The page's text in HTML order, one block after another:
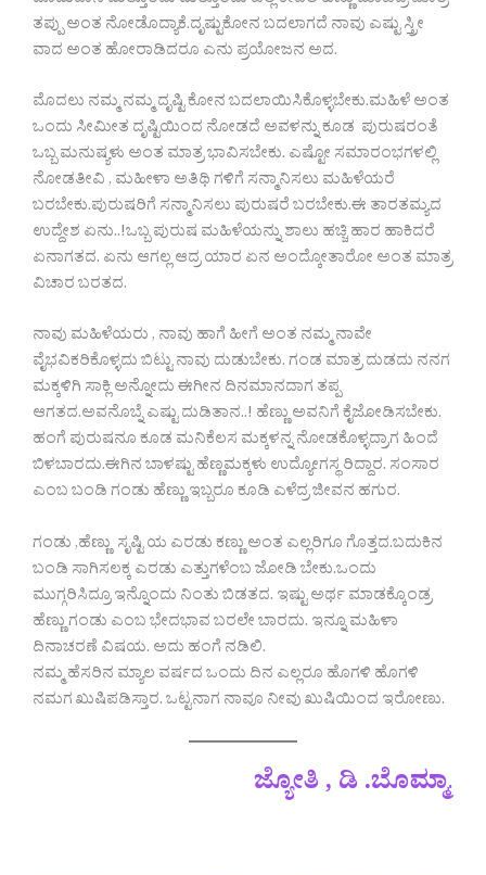
ತಪ್ಪು ಅಂತ ನೋಡೊದ್ಯಾಕೆ.ದೃಷ್ಟುಕೋನ ಬದಲಾಗದೆ ನಾವು ಎಷ್ಟು ಸ್ತ್ರೀ
ವಾದ ಅಂತ ಹೋರಾಡಿದರೂ ಎನು ಪ್ರಯೋಜನ ಅದ.
ಮೊದಲು ನಮ್ಮ ನಮ್ಮ ದೃಷ್ಟಿ ಕೋನ ಬದಲಾಯಿಸಿಕೊಳ್ಳಬೇಕು.ಮಹಿಳೆ ಅಂತ
ಒಂದು ಸೀಮೀತ ದೃಷ್ಟಿಯಿಂದ ನೋಡದೆ ಅವಳನ್ನು ಕೂಡ ಪುರುಷರಂತೆ
ಒಬ್ಬ ಮನುಷ್ಯಳು ಅಂತ ಮಾತ್ರ ಭಾವಿಸಬೇಕು. ಎಷ್ಟೋ ಸಮಾರಂಭಗಳಲ್ಲಿ
ನೋಡತೀವಿ , ಮಹೀಳಾ ಅತಿಥಿ ಗಳಿಗೆ ಸನ್ಮಾನಿಸಲು ಮಹಿಳೆಯರೆ
ಬರಬೇಕು.ಪುರುಷರಿಗೆ ಸನ್ಮಾನಿಸಲು ಪುರುಷರೆ ಬರಬೇಕು.ಈ ತಾರತಮ್ಯದ
ಉದ್ದೇಶ ಏನು..!ಒಬ್ಬ ಪುರುಷ ಮಹಿಳೆಯನ್ನು ಶಾಲು ಹಚ್ಚಿ ಹಾರ ಹಾಕಿದರೆ
ಏನಾಗತದ. ಏನು ಆಗಲ್ಲ ಆದ್ರ ಯಾರ ಏನ ಅಂದ್ಕೋತಾರೋ ಅಂತ ಮಾತ್ರ
ವಿಚಾರ ಬರತದ.
ನಾವು ಮಹಿಳೆಯರು , ನಾವು ಹಾಗೆ ಹೀಗೆ ಅಂತ ನಮ್ಮ ನಾವೇ
ವೈಭವಿಕರಿಕೊಳ್ಳದು ಬಿಟ್ಟು ನಾವು ದುಡುಬೇಕು. ಗಂಡ ಮಾತ್ರ ದುಡದು ನನಗ
ಮಕ್ಕಳಿಗಿ ಸಾಕ್ಲಿ ಅನ್ನೋದು ಈಗೀನ ದಿನಮಾನದಾಗ ತಪ್ಪ
ಆಗತದ.ಅವನೊಬ್ನೆ ಎಷ್ಟು ದುಡಿತಾನ..! ಹೆಣ್ಣು ಅವನಿಗೆ ಕೈಜೋಡಿಸಬೇಕು.
ಹಂಗೆ ಪುರುಷನೂ ಕೂಡ ಮನಿಕೆಲಸ ಮಕ್ಕಳನ್ನ ನೋಡಕೊಳ್ಳದ್ರಾಗ ಹಿಂದೆ
ಬಿಳಬಾರದು.ಈಗಿನ ಬಾಳಷ್ಟು ಹೆಣ್ಣಮಕ್ಕಳು ಉದ್ಯೋಗಸ್ಥ ರಿದ್ದಾರ. ಸಂಸಾರ
ಎಂಬ ಬಂಡಿ ಗಂಡು ಹೆಣ್ಣು ಇಬ್ಬರೂ ಕೂಡಿ ಎಳೆದ್ರ ಜೀವನ ಹಗುರ.
ಗಂಡು ,ಹೆಣ್ಣು ಸೃಷ್ಟಿ ಯ ಎರಡು ಕಣ್ಣು ಅಂತ ಎಲ್ಲರಿಗೂ ಗೊತ್ತದ.ಬದುಕಿನ
ಬಂಡಿ ಸಾಗಿಸಲಕ್ಕ ಎರಡು ಎತ್ತುಗಳೆಂಬ ಜೋಡಿ ಬೇಕು.ಒಂದು
ಮುಗ್ಗರಿಸಿದ್ರೂ ಇನ್ನೊಂದು ನಿಂತು ಬಿಡತದ. ಇಷ್ಟು ಅರ್ಥ ಮಾಡಕ್ಕೊಂಡ್ರ
ಹೆಣ್ಣು ಗಂಡು ಎಂಬ ಭೇದಭಾವ ಬರಲೇ ಬಾರದು. ಇನ್ನೂ ಮಹಿಳಾ
ದಿನಾಚರಣೆ ವಿಷಯ. ಅದು ಹಂಗೆ ನಡಿಲಿ.
ನಮ್ಮ ಹೆಸರಿನ ಮ್ಯಾಲ ವರ್ಷದ ಒಂದು ದಿನ ಎಲ್ಲರೂ ಹೊಗಳಿ ಹೊಗಳಿ
ನಮಗ ಖುಷಿಪಡಿಸ್ತಾರ. ಒಟ್ಟನಾಗ ನಾವೂ ನೀವು ಖುಷಿಯಿಂದ ಇರೋಣು.
ಜ್ಯೋತಿ , ಡಿ .ಬೊಮ್ಮಾ.